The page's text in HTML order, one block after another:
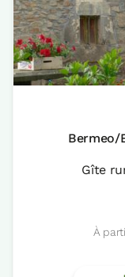
Bermeo/
Gîte
À